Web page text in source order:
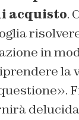
acquisto.
in
la